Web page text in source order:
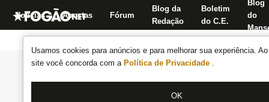
Usamos cookies para anúncios e para melhorar sua experiência.
site você concorda com a Política de Privacidade .
OK
Notícias Apostas Fórum
Blog da
Redação
Boletim
do C.E.
Blog
do